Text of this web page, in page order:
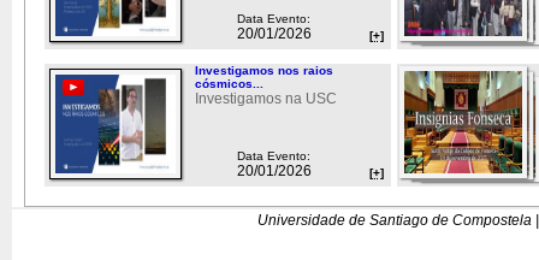
Data Evento:
20/01/2026 [+]
Investigamos nos raios
cósmicos...
Investigamos na USC
Data Evento:
20/01/2026 [+]
Universidade de Santiago de